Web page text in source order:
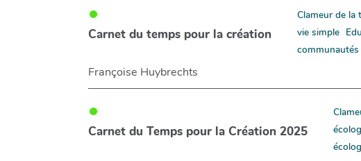
Carnet du temps pour la création
Clameur de la
vie simple
communautés
Françoise Huybrechts
Carnet du Temps pour la Création 2025